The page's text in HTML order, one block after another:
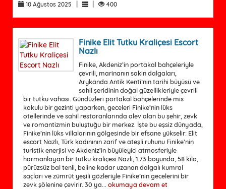
10 Ağustos 2025 | | 400
Finike Elit Tutku Kraliçesi Escort
Nazlı
Finike, Akdeniz’in portakal bahçeleriyle
çevrili, marinanın sakin dalgaları,
Arykanda Antik Kenti’nin tarihi büyüsü ve
sahil şeridinin doğal güzellikleriyle çevrili
bir tutku vahası. Gündüzleri portakal bahçelerinde mis
kokulu bir gezinti yaparken, geceleri Finike’nin lüks
otellerinde ve sahil restoranlarında alev alan bu şehir, zevk
ve romantizmin buluştuğu bir merkez. İşte bu eşsiz dünyada,
Finike’nin lüks villalarının gölgesinde bir efsane yükselir: Elit
escort Nazlı, Türk kadınının zarif ve ateşli ruhunu Finike’nin
turistik enerjisi ve Akdeniz’in büyüleyici atmosferiyle
harmanlayan bir tutku kraliçesi.Nazlı, 1.73 boyunda, 58 kilo,
pürüzsüz bal tenli, beline kadar uzanan dalgalı kumral
saçları ve zümrüt yeşili gözleriyle Finike’nin gecelerini bir
zevk şölenine çevirir. 30 ya... okumaya devam et